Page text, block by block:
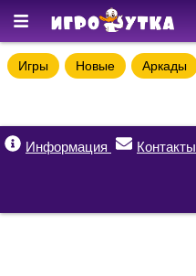
Игры Новые Аркады
Информация Контакты